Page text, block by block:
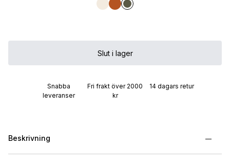
Slut i lager
Snabba
leveranser
Fri frakt över 2000
kr
14 dagars retur
Beskrivning